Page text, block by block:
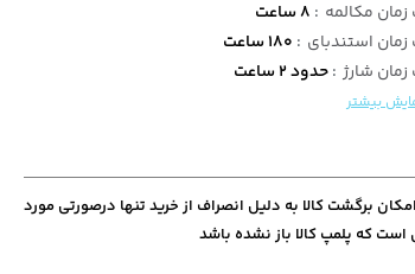
مکالمه : 8 ساعت
استندبای : 180 ساعت
شارژ :حدود 2 ساعت
بیشتر
امکان برگشت کالا به دلیل انصراف از خرید تنها درصورتی مورد
است که پلمپ کالا باز نشده باشد